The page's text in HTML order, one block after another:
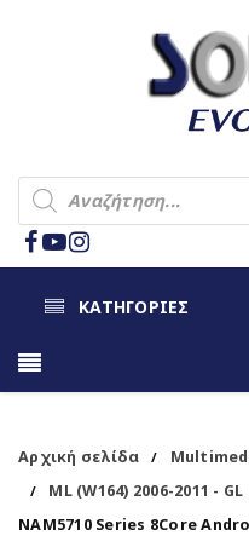
ΚΑΤΗΓΟΡΙΕΣ
Αρχική σελίδα /
/ ML (W164) 2006-2011 -
NAM5710 Series 8Core